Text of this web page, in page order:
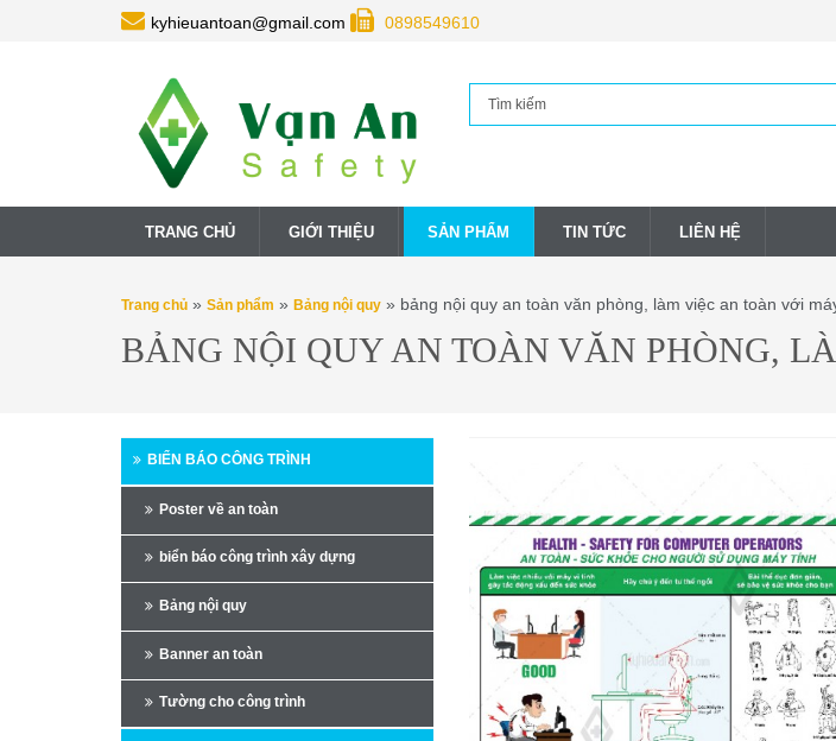
kyhieuantoan@gmail.com 0898549610
TRANG CHỦ GIỚI THIỆU SẢN PHẨM TIN TỨC LIÊN HỆ
Trang chủ » Sản phẩm » Bảng nội quy » bảng nội quy an toàn văn phòng, làm việc an toàn với
BẢNG NỘI QUY AN TOÀN VĂN PHÒNG,
BIỂN BÁO CÔNG TRÌNH
Poster về an toàn
biển báo công trình xây dựng
Bảng nội quy
Banner an toàn
Tường cho công trình